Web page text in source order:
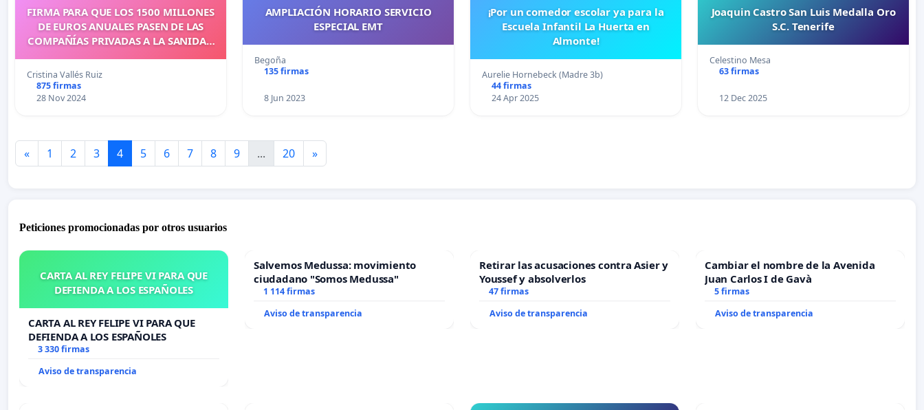
FIRMA PARA QUE LOS 1500 MILLONES
DE EUROS ANUALES PASEN DE LAS
COMPAÑÍAS PRIVADAS A LA SANIDAD
Cristina Vallés Ruiz
875 firmas
28 Nov 2024
AMPLIACIÓN HORARIO SERVICIO
ESPECIAL EMT
Begoña
135 firmas
8 Jun 2023
¡Por un comedor escolar ya para la
Escuela Infantil La Huerta en
Almonte!
Aurelie Hornebeck (Madre 3b)
44 firmas
24 Apr 2025
Joaquin Castro San Luis Medalla Oro
S.C. Tenerife
Celestino Mesa
63 firmas
12 Dec 2025
« 1 2 3 4 5 6 7 8 9 ... 20 »
Peticiones promocionadas por otros usuarios
CARTA AL REY FELIPE VI PARA QUE
DEFIENDA A LOS ESPAÑOLES
CARTA AL REY FELIPE VI PARA QUE
DEFIENDA A LOS ESPAÑOLES
3 330 firmas
Aviso de transparencia
Salvemos Medussa: movimiento
ciudadano "Somos Medussa"
1 114 firmas
Aviso de transparencia
Retirar las acusaciones contra Asier y
Youssef y absolverlos
47 firmas
Aviso de transparencia
Cambiar el nombre de la Avenida
Juan Carlos I de Gavà
5 firmas
Aviso de transparencia